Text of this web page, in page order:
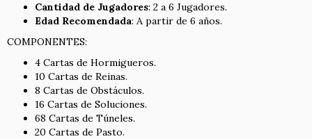
Cantidad de Jugadores: 2 a 6 Jugadores.
Edad Recomendada: A partir de 6 años.
COMPONENTES:
4 Cartas de Hormigueros.
10 Cartas de Reinas.
8 Cartas de Obstáculos.
16 Cartas de Soluciones.
68 Cartas de Túneles.
20 Cartas de Pasto.